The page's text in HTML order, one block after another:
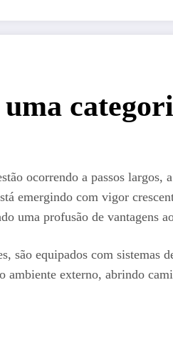
uma
ocorrendo a passos largos,
emergindo com vigor
uma profusão de vantagens
equipados com sistemas
externo, abrindo